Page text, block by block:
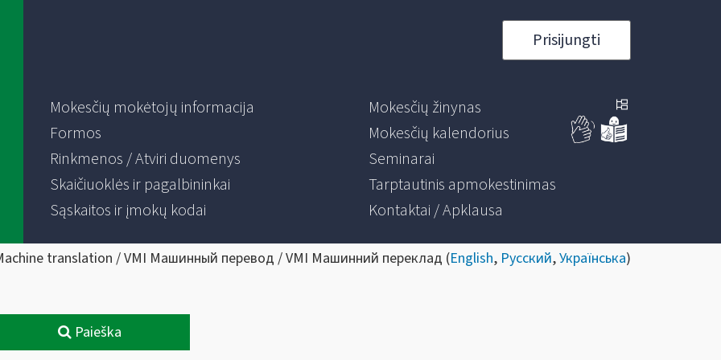
Prisijungti
Mokesčių mokėtojų informacija
Formos
Rinkmenos / Atviri duomenys
Skaičiuoklės ir pagalbininkai
Sąskaitos ir įmokų kodai
Mokesčių žinynas
Mokesčių kalendorius
Seminarai
Tarptautinis apmokestinimas
Kontaktai / Apklausa
translation / VMI Машинный перевод / VMI Машинний переклад (English, Русский,Українська)
Paieška